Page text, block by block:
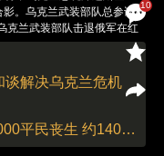
10
影。乌克兰武装部队总参谋部
克兰武装部队击退俄军在红
俄军人员和军事装备集中区
药库、防空导弹系统、雷达
视觉中国
谈解决乌克兰危机
联合国：冲突一年已致乌克兰逾8000平民丧生 约1400万人流离失所